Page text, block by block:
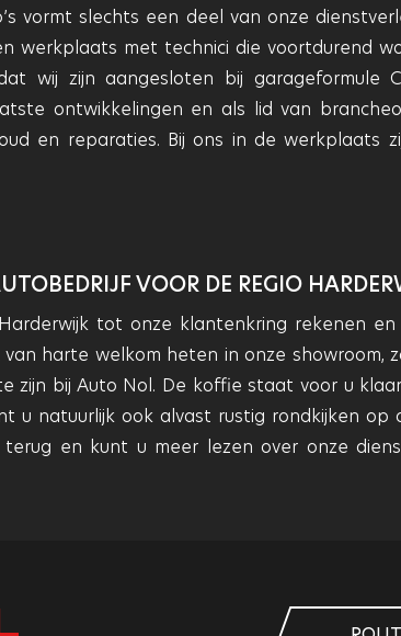
vormt slechts een deel van onze
werkplaats met technici die voortdurend
wij zijn aangesloten bij garageformule
ontwikkelingen en als lid van
en reparaties. Bij ons in de werkplaats
VOOR DE REGIO
tot onze klantenkring rekenen
harte welkom heten in onze showroom,
zijn bij Auto Nol. De koffie staat voor u
u natuurlijk ook alvast rustig rondkijken op
en kunt u meer lezen over onze